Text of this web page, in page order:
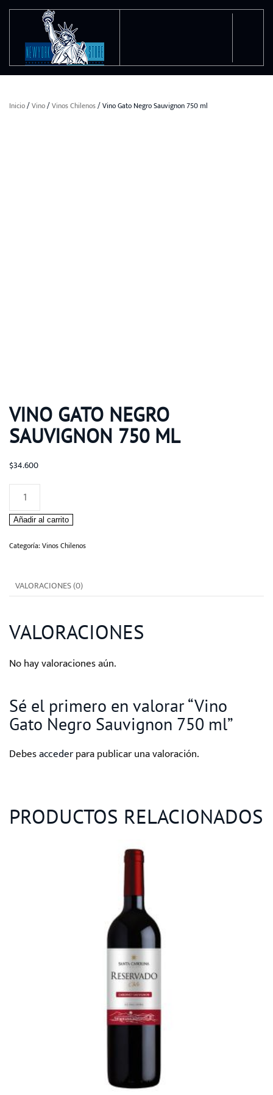
Ir al contenido principal
Inicio/Vino/Vinos Chilenos/ Vino Gato Negro Sauvignon 750 ml
VINO GATO NEGRO
SAUVIGNON 750 ML
$34.600
Vino
Gato
Negro
Sauvignon
cantidad
Añadir al carrito
Categoría: Vinos Chilenos
VALORACIONES (0)
VALORACIONES
No hay valoraciones aún.
Sé el primero en valorar “Vino
Gato Negro Sauvignon 750 ml”
Debesaccederpara publicar una valoración.
PRODUCTOS RELACIONADOS